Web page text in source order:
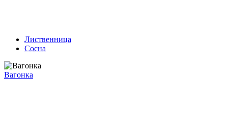
Лиственница
Сосна
Вагонка